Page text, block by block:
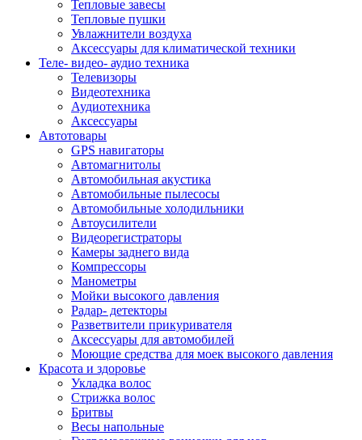
Тепловые завесы
Тепловые пушки
Увлажнители воздуха
Аксессуары для климатической техники
Теле- видео- аудио техника
Телевизоры
Видеотехника
Аудиотехника
Аксессуары
Автотовары
GPS навигаторы
Автомагнитолы
Автомобильная акустика
Автомобильные пылесосы
Автомобильные холодильники
Автоусилители
Видеорегистраторы
Камеры заднего вида
Компрессоры
Манометры
Мойки высокого давления
Радар- детекторы
Разветвители прикуривателя
Аксессуары для автомобилей
Моющие средства для моек высокого давления
Красота и здоровье
Укладка волос
Стрижка волос
Бритвы
Весы напольные